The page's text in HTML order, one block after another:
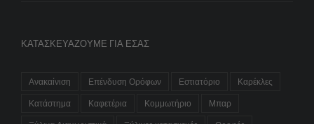
ΚΑΤΑΣΚΕΥΆΖΟΥΜΕ ΓΙΑ ΕΣΆΣ
Ανακαίνιση Επένδυση Ορόφων Εστιατόριο Καρέκλες
Κατάστημα Καφετέρια Κομμωτήριο Μπαρ